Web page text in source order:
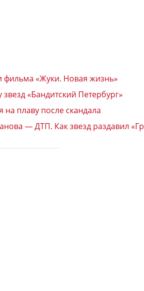
фильма «Жуки. Новая жизнь»
«Бандитский Петербург»
плаву после скандала
— ДТП. Как звезд раздавил